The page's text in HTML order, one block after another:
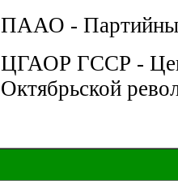
ПААО -
ЦГАОР ГССР -
Октябрьской